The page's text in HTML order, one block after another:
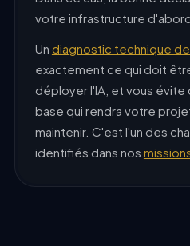
votre infrastructure
Un diagnostic technique de
exactement ce qui doit
déployer l'IA, et vous évite
base qui rendra votre
maintenir. C'est l'un des
identifiés dans nos